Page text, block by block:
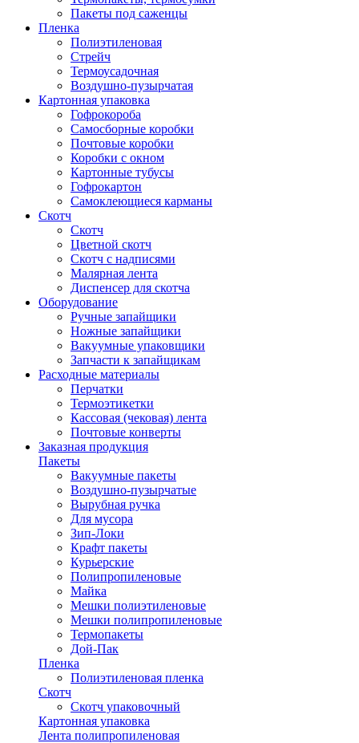
Пакеты под саженцы
Пленка
Полиэтиленовая
Стрейч
Термоусадочная
Воздушно-пузырчатая
Картонная упаковка
Гофрокороба
Самосборные коробки
Почтовые коробки
Коробки с окном
Картонные тубусы
Гофрокартон
Самоклеющиеся карманы
Скотч
Скотч
Цветной скотч
Скотч с надписями
Малярная лента
Диспенсер для скотча
Оборудование
Ручные запайщики
Ножные запайщики
Вакуумные упаковщики
Запчасти к запайщикам
Расходные материалы
Перчатки
Термоэтикетки
Кассовая (чековая) лента
Почтовые конверты
Заказная продукция
Пакеты
Вакуумные пакеты
Воздушно-пузырчатые
Вырубная ручка
Для мусора
Зип-Локи
Крафт пакеты
Курьерские
Полипропиленовые
Майка
Мешки полиэтиленовые
Мешки полипропиленовые
Термопакеты
Дой-Пак
Пленка
Полиэтиленовая пленка
Скотч
Скотч упаковочный
Картонная упаковка
Лента полипропиленовая